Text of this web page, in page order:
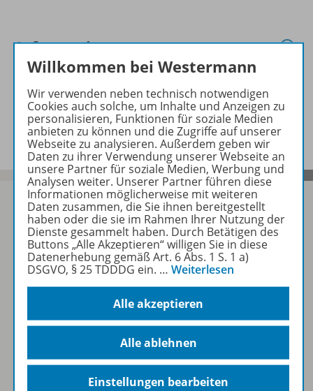
Informationen
Ergänzende Materialien zu
folgenden Werken
Sofort profitieren
Zum Newsletter anmelden
Folgen Sie uns auf Social Media
Willkommen bei Westermann
Wir verwenden neben technisch notwendigen
Cookies auch solche, um Inhalte und Anzeigen zu
personalisieren, Funktionen für soziale Medien
anbieten zu können und die Zugriffe auf unserer
Webseite zu analysieren. Außerdem geben wir
Daten zu ihrer Verwendung unserer Webseite an
unsere Partner für soziale Medien, Werbung und
Analysen weiter. Unserer Partner führen diese
Informationen möglicherweise mit weiteren
Daten zusammen, die Sie ihnen bereitgestellt
haben oder die sie im Rahmen Ihrer Nutzung der
Dienste gesammelt haben. Durch Betätigen des
Buttons „Alle Akzeptieren“ willigen Sie in diese
Datenerhebung gemäß Art. 6 Abs. 1 S. 1 a)
DSGVO, § 25 TDDDG ein. … Weiterlesen
Alle akzeptieren
Alle ablehnen
Einstellungen bearbeiten